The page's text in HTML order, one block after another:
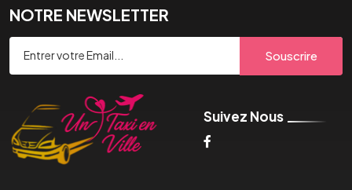
NOTRE NEWSLETTER
Souscrire
Suivez Nous